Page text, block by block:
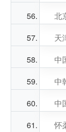
北
天
中
中
中
怀